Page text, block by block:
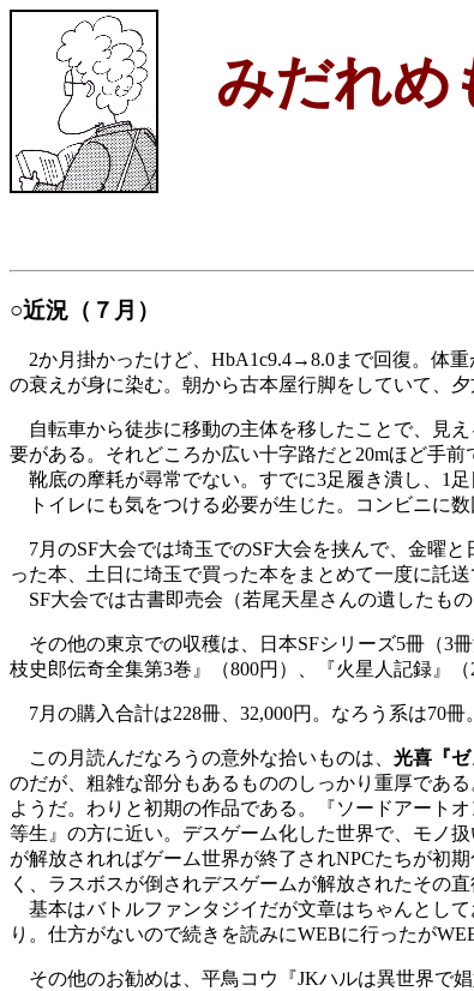
みだれめ
○近況（７月）
2か月掛かったけど、HbA1c9.4→8.0まで回復。体重
の衰えが身に染む。朝から古本屋行脚をしていて、
自転車から徒歩に移動の主体を移したことで、見
要がある。それどころか広い十字路だと20mほど手
靴底の摩耗が尋常でない。すでに3足履き潰し、1
トイレにも気をつける必要が生じた。コンビニに数
7月のSF大会では埼玉でのSF大会を挟んで、金曜
った本、土日に埼玉で買った本をまとめて一度に託送
SF大会では古書即売会（若尾天星さんの遺したも
その他の東京での収穫は、日本SFシリーズ5冊（3
枝史郎伝奇全集第3巻』（800円）、『火星人記録』
7月の購入合計は228冊、32,000円。なろう系は70冊。
この月読んだなろうの意外な拾いものは、 光喜『ゼ
のだが、粗雑な部分もあるもののしっかり重厚であ
ようだ。わりと初期の作品である。『ソードアート
等生』の方に近い。デスゲーム化した世界で、モノ
が解放されればゲーム世界が終了されNPCたちが初
く、ラスボスが倒されデスゲームが解放されたその
基本はバトルファンタジイだが文章はちゃんとし
り。仕方がないので続きを読みにWEBに行ったが
その他のお勧めは、平鳥コウ『JKハルは異世界で